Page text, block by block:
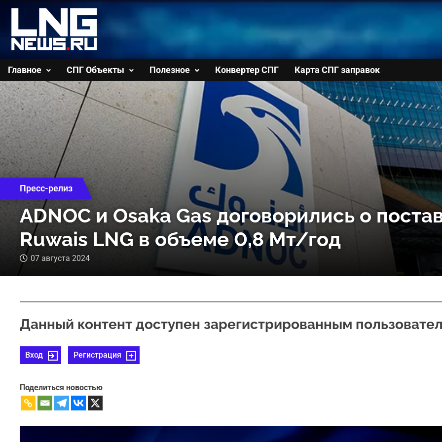
содержимому
Главное СПГ Объекты Полезное Конвертер СПГ Карта СПГ заправок
Пресс-релиз
ADNOC и Osaka Gas договорились о
Ruwais LNG в объеме 0,8 Мт/год
07 августа 2024
Данный контент доступен зарегистрированным
Вход Регистрация
Поделиться новостью